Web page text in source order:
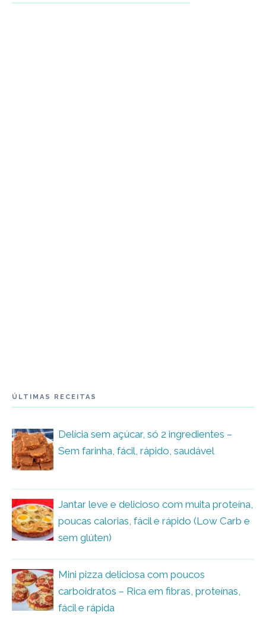
ÚLTIMAS RECEITAS
Delícia sem açúcar, só 2 ingredientes –
Sem farinha, fácil, rápido, saudável
Jantar leve e delicioso com muita proteína,
poucas calorias, fácil e rápido (Low Carb e
sem glúten)
Mini pizza deliciosa com poucos
carboidratos – Rica em fibras, proteínas,
fácil e rápida